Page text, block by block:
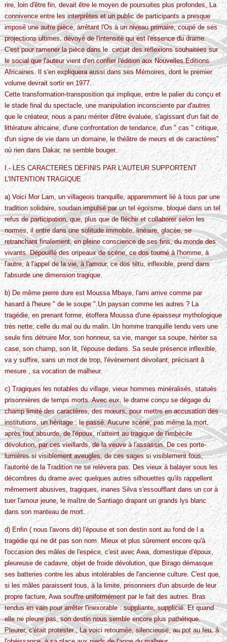
rire, loin d'être fin, devait être le moyen de poursuites plus profondes, La
connivence entre les interprètes et un public de participants a presque
imposé une autre pièce, arrêtant l'Os à un niveau primaire, coupé de ses
projections ultimes, dévoyé de l'intensité qui est l'essence du drame.
C'est pour ramener la pièce dans le. circuit des réflexions souhaitées sur
le social que l'auteur vient d'en confier l'édition aux Nouvelles Editions
Africaines. Il s'en expliquera aussi dans ses Mémoires, dont le premier
volume devrait sortir en 1977.
Cette transformation-transposition qui implique, entre le palier du conçu et
le stade final du spectacle, une manipulation inconsciente par d'autres
que le créateur, nous a paru mériter d'être évaluée, s'agissant d'un fait de
littérature africaine, d'une confrontation de tendance, d'un " cas " critique,
d'un signe de vie dans un domaine, le théâtre de meurs et de caractères"
où rien dans Dakar, ne semble bouger.
I.- LES CARACTERES DEFINIS PAR L'AUTEUR SUPPORTENT
L'INTENTION TRAGIQUE
a) Voici Mor Lam, un villageois tranquille, apparemment lié à tous par une
tradition solidaire, soudain impulsé par un tel égoïsme, bloqué dans un tel
refus de participation, que, plus que de fléchir et collaborer selon les
normes, il entre dans une solitude immobile, linéaire, glacée, se
retranchant finalement, en pleine conscience de ses fins, du monde des
vivants. Dépouillé des oripeaux de scène, ce dos tourné à l'homme, à
l'autre, à l'appel de la vie, à l'amour, ce dos têtu, inflexible, prend dans
l'absurde une dimension tragique.
b) De même pierre dure est Moussa Mbaye, l'ami arrive comme par
hasard à l'heure " de le soupe ".Un paysan comme les autres ? La
tragédie, en prenant forme, étoffera Moussa d'une épaisseur mythologique
très nette; celle du mal ou du malin. Un homme tranquille tendu vers une
seule fins détruire Mor, son honneur, sa vie, manger sa soupe, hériter sa
case, son champ, son lit, l'épouse dedans. Sa seule présence inflexible,
va y suffire, sans un mot de trop, l'évènement dévoilant, précisant â
mesure , sa vocation de malheur.
c) Tragiques les notables du village, vieux hommes minéralisés, statués
prisonnières de temps morts. Avec eux, le drame conçu se dégage du
champ limité des caractères, des mœurs, pour mettre en accusation des
institutions, un héritage : le passé. Aucune scène, pas même la mort,
après tout absurde, de l'époux, n'atteint au tragique de l'imbécile
dévolution, par ces vieillards, de la veuve à l'assassin. De ces porte-
lumières si visiblement aveugles, de ces sages si visiblement fous,
l'autorité de la Tradition ne se relèvera pas. Des vieux à balayer sous les
décombres du drame avec quelques autres silhouettes qu'ils rappellent
mêmement abusives, tragiques, inanes Silva s'essoufflant dans un cor à
tuer l'amour jeune, le maître de Santiago drapant un grands lys blanc
dans son manteau de mort.
d) Enfin ( nous l'avons dit) l'épouse et son destin sont au fond de l a
tragédie qui ne dit pas son nom. Mieux et plus sûrement encore qu'à
l'occasion des mâles de l'espèce, c'est avec Awa, domestique d'époux,
pleureuse de cadavre, objet de froide dévolution, que Birago démasque
ses batteries contre les abus intolérables de l'ancienne culture. C'est que,
si les mâles paraissent tous, à la limite, prisonniers d'un absurde de leur
propre facture, Awa souffre uniformément par le fait des autres. Bras
tendus en vain pour arrêter l'inexorable : suppliante, supplicié. Et quand
elle ne pleure pas, son destin nous semble encore plus pathétique.
Pleurer, c'était protester., La voici retournée, silencieuse, au pot au feu, à